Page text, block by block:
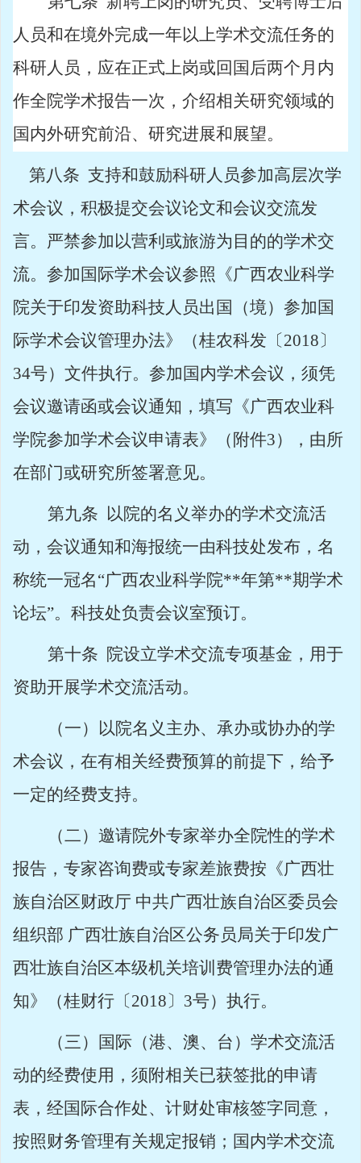
人员和在境外完成一年以上学术交流任务的
科研人员，应在正式上岗或回国后两个月内
作全院学术报告一次，介绍相关研究领域的
国内外研究前沿、研究进展和展望。
第八条 支持和鼓励科研人员参加高层次学
术会议，积极提交会议论文和会议交流发
言。严禁参加以营利或旅游为目的的学术交
流。参加国际学术会议参照《广西农业科学
院关于印发资助科技人员出国（境）参加国
际学术会议管理办法》（桂农科发〔2018〕
34号）文件执行。参加国内学术会议，须凭
会议邀请函或会议通知，填写《广西农业科
学院参加学术会议申请表》（附件3），由所
在部门或研究所签署意见。
第九条 以院的名义举办的学术交流活
动，会议通知和海报统一由科技处发布，名
称统一冠名“广西农业科学院**年第**期学术
论坛”。 科技处负责会议室预订。
第十条 院设立学术交流专项基金，用于
资助开展学术交流活动。
（一）以院名义主办、承办或协办的学
术会议，在有相关经费预算的前提下，给予
一定的经费支持。
（二）邀请院外专家举办全院性的学术
报告，专家咨询费或专家差旅费按《广西壮
族自治区财政厅 中共广西壮族自治区委员会
组织部 广西壮族自治区公务员局关于印发广
西壮族自治区本级机关培训费管理办法的通
知》（桂财行〔2018〕 3号）执行。
（三）国际（港、澳、台）学术交流活
动的经费使用，须附相关已获签批的申请
表，经国际合作处、计财处审核签字同意，
按照财务管理有关规定报销；国内学术交流